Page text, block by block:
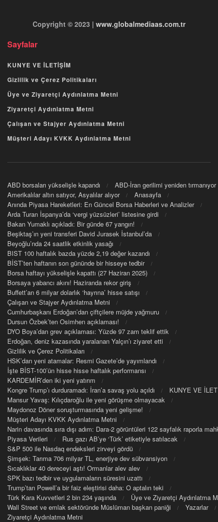
Copyright © 2023 | www.globalmediaas.com.tr
Sayfalar
KUNYE VE İLETİŞİM
Gizlilik ve Çerez Politikaları
Üye ve Ziyaretçi Aydınlatma Metni
Ziyaretçi Aydınlatma Metni
Çalışan ve Stajyer Aydınlatma Metni
Müşteri Adayı KVKK Aydınlatma Metni
ABD borsaları yükselişle kapandı
ABD-İran gerilimi yeniden tırmanıyor
Amerikalılar altın satıyor, Asyalılar alıyor
Anasayfa
Anında Piyasa Hareketleri: En Güncel Borsa Haberleri ve Analizler
Arda Turan İspanya’da ‘vergi yüzsüzleri’ listesine girdi
Bakan Yumaklı açıkladı: Bir günde 67 yangın!
Beşiktaş’ın yeni transferi David Jurasek İstanbul’da
Beyoğlu’nda 24 saatlik etkinlik yasağı
BIST 100 haftalık bazda yüzde 2,19 değer kazandı
BİST’ten haftanın son gününde bir hisseye tedbir
Borsa haftayı yükselişle kapattı (27 Haziran 2025)
Borsaya yabancı akını! Haziranda rekor giriş
Buffett’an 6 milyar dolarlık ‘hayrına’ hisse satışı
Çalışan ve Stajyer Aydınlatma Metni
Cumhurbaşkanı Erdoğan’dan çiftçilere müjde yağmuru
Dursun Özbek’ten Osimhen açıklaması!
DYO Boya’dan grev açıklaması: Yüzde 97 zam teklif ettik
Erdoğan, deniz kazasında yaralanan Yalçın’ı ziyaret etti
Gizlilik ve Çerez Politikaları
HSK’dan yeni atamalar: Resmi Gazete’de yayımlandı
İşte BİST-100’ün hisse hisse haftalık performansı
KARDEMİR’den iki yeni yatırım
Kongre Trump’ı durduramadı: İran’a savaş yolu açıldı
KUNYE VE
Mansur Yavaş: Kılıçdaroğlu ile yeni görüşme olmayacak
Maydonoz Döner soruşturmasında yeni gelişme!
Müşteri Adayı KVKK Aydınlatma Metni
Narin davasında sıra dışı adım: Dara-2 görüntüleri 122 sayfalık raporla
Piyasa Verileri
Rus gazı AB’ye ‘Türk’ etiketiyle satılacak
S&P 500 ile Nasdaq endeksleri zirveyi gördü
Şimşek: Tarıma 706 milyar TL, enerjiye dev sübvansiyon
Sıcaklıklar 40 dereceyi aştı! Ormanlar alev alev
SPK bazı tedbir ve uygulamaların süresini uzattı
Trump’tan Powell’a bir faiz eleştirisi daha: O aptalın teki
Türk Kara Kuvvetleri 2 bin 234 yaşında
Üye ve Ziyaretçi Aydınlatma
Wall Street ve emlak sektöründe Müslüman başkan paniği
Yazarlar
Ziyaretçi Aydınlatma Metni